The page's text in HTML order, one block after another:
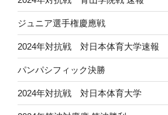
ジュニア選手権慶應戦
2024年対抗戦 対日本体育大学速報
パンパシフィック決勝
2024年対抗戦 対日本体育大学